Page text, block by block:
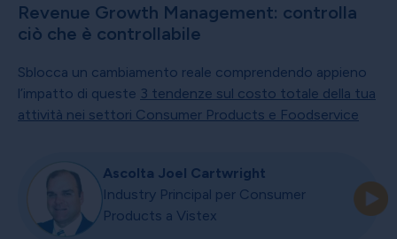
Revenue Growth Management: controlla
ciò che è controllabile
Sblocca un cambiamento reale comprendendo appieno
l’impatto di queste 3 tendenze sul costo totale della tua
attività nei settori Consumer Products e Foodservice
Ascolta Joel Cartwright
Industry Principal per Consumer
Products a Vistex